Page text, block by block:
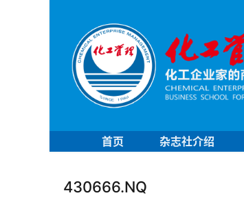
首页 杂志社介绍
430666.NQ